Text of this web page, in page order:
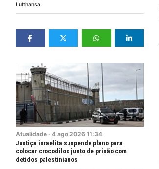
Lufthansa
Atualidade · 4 ago 2026 11:34
Justiça israelita suspende plano para
colocar crocodilos junto de prisão com
detidos palestinianos